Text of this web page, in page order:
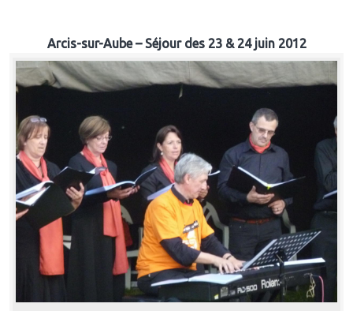
Arcis-sur-Aube – Séjour des 23 & 24 juin 2012